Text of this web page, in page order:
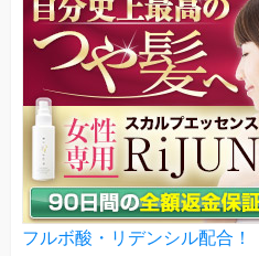
フルボ酸・リデンシル配合！